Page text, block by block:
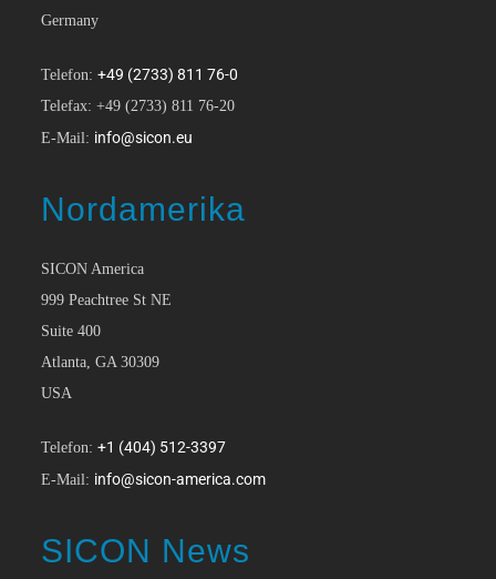
Germany
Telefon:+49 (2733) 811 76-0
Telefax: +49 (2733) 811 76-20
E-Mail: info@sicon.eu
Nordamerika
SICON America
999 Peachtree St NE
Suite 400
Atlanta, GA 30309
USA
Telefon:+1 (404) 512-3397
E-Mail: info@sicon-america.com
SICON News